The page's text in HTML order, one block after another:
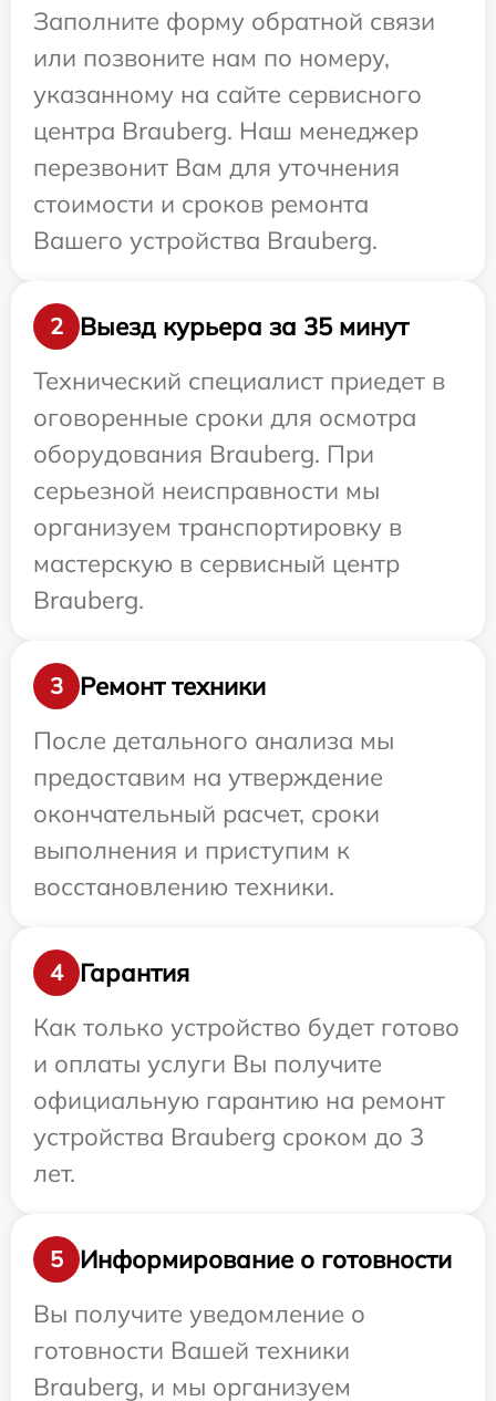
Заполните форму обратной связи
или позвоните нам по номеру,
указанному на сайте сервисного
центра Brauberg. Наш менеджер
перезвонит Вам для уточнения
стоимости и сроков ремонта
Вашего устройства Brauberg.
2
Выезд курьера за 35 минут
Технический специалист приедет в
оговоренные сроки для осмотра
оборудования Brauberg. При
серьезной неисправности мы
организуем транспортировку в
мастерскую в сервисный центр
Brauberg.
3
Ремонт техники
После детального анализа мы
предоставим на утверждение
окончательный расчет, сроки
выполнения и приступим к
восстановлению техники.
4
Гарантия
Как только устройство будет готово
и оплаты услуги Вы получите
официальную гарантию на ремонт
устройства Brauberg сроком до 3
лет.
5
Информирование о готовности
Вы получите уведомление о
готовности Вашей техники
Brauberg, и мы организуем